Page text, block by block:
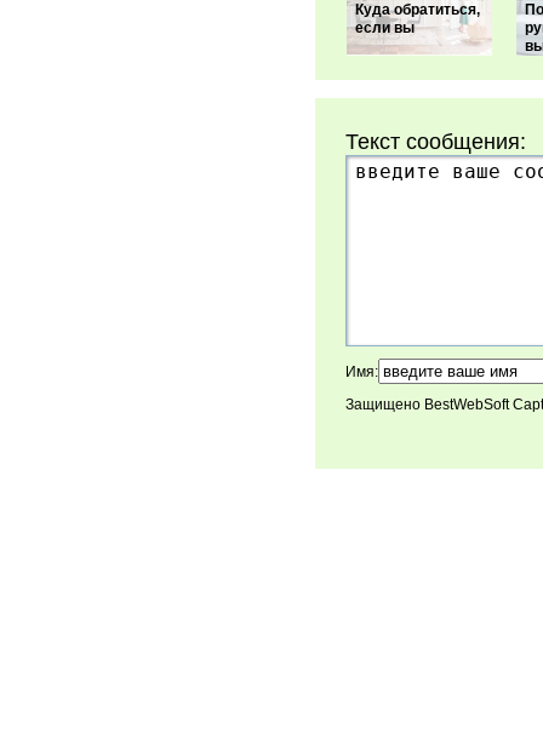
Куда обратиться,
если вы
Текст сообщения:
Имя:
Защищено BestWebSoft